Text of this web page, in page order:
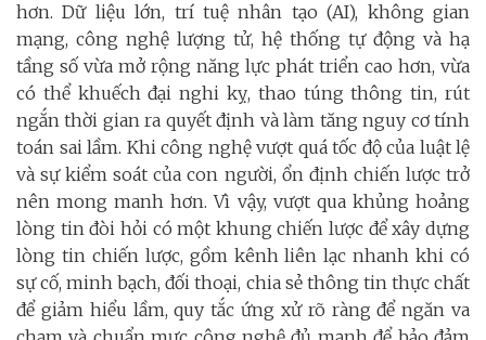
hơn. Dữ liệu lớn, trí tuệ nhân tạo (AI), không gian
mạng, công nghệ lượng tử, hệ thống tự động và hạ
tầng số vừa mở rộng năng lực phát triển cao hơn, vừa
có thể khuếch đại nghi kỵ, thao túng thông tin, rút
ngắn thời gian ra quyết định và làm tăng nguy cơ tính
toán sai lầm. Khi công nghệ vượt quá tốc độ của luật lệ
và sự kiểm soát của con người, ổn định chiến lược trở
nên mong manh hơn. Vì vậy, vượt qua khủng hoảng
lòng tin đòi hỏi có một khung chiến lược để xây dựng
lòng tin chiến lược, gồm kênh liên lạc nhanh khi có
sự cố, minh bạch, đối thoại, chia sẻ thông tin thực chất
để giảm hiểu lầm, quy tắc ứng xử rõ ràng để ngăn va